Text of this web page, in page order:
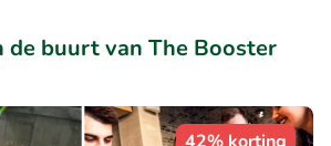
de buurt van The Booster